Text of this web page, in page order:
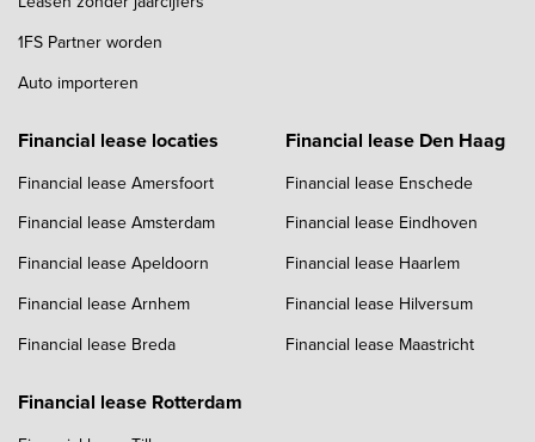
1FS Partner worden
Auto importeren
Financial lease locaties
Financial lease Amersfoort
Financial lease Amsterdam
Financial lease Apeldoorn
Financial lease Arnhem
Financial lease Breda
Financial lease Den Haag
Financial lease Enschede
Financial lease Eindhoven
Financial lease Haarlem
Financial lease Hilversum
Financial lease Maastricht
Financial lease Rotterdam